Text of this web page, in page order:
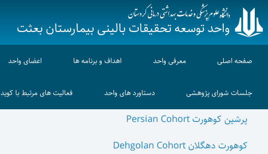
واحد توسعه تحقیقات بالینی بیمارستان بعثت
صفحه اصلی معرفی واحد اهداف و برنامه ها اعضای واحد
جلسات شورای پژوهشی دستاورد های واحد فعالیت های مرتبط با کوید 19
پرشین کوهورت Persian Cohort
کوهورت دهگلان Dehgolan Cohort